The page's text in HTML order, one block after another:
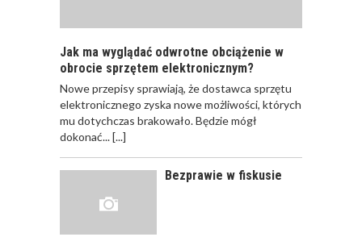
JAK POWINNO
WYGLĄDAĆ
PRAWIDŁOWE
PRACOWNIKÓW?
CZĘŚĆ PIERWSZA!
Jak ma wyglądać odwrotne obciążenie w
obrocie sprzętem elektronicznym?
Nowe przepisy sprawiają, że dostawca sprzętu
elektronicznego zyska nowe możliwości, których
mu dotychczas brakowało. Będzie mógł
dokonać...[...]
Bezprawie w fiskusie